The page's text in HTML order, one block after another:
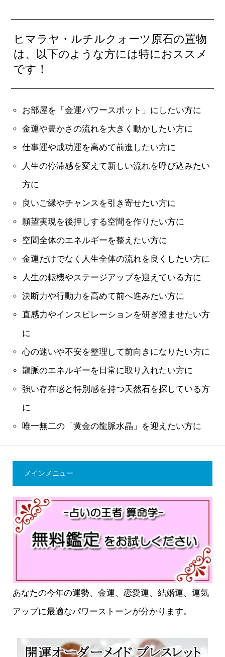
ヒマラヤ・ルチルクォーツ原石の置物
は、以下のような方には特におススメ
です！
お部屋を「金運パワースポット」にしたい方に
金運や豊かさの流れを大きく動かしたい方に
仕事運や成功運を高めて前進したい方に
人生の停滞感を変えて新しい流れを呼び込みたい
方に
良いご縁やチャンスを引き寄せたい方に
願望実現を後押しする空間を作りたい方に
空間全体のエネルギーを整えたい方に
金運だけでなく人生全体の流れを良くしたい方に
人生の転機やステージアップを迎えている方に
決断力や行動力を高めて前へ進みたい方に
直感力やインスピレーションを研ぎ澄ませたい方
に
心の迷いや不安を整理して前向きになりたい方に
龍脈のエネルギーを日常に取り入れたい方に
強い存在感と特別感を持つ天然石を探している方
に
唯一無二の「黄金の龍脈水晶」を迎えたい方に
メインメニュー
あなたの今年の運勢、金運、恋愛運、結婚運、運気
アップに最適なパワーストーンが分かります。